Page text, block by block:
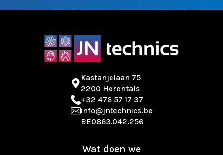
Kastanjelaan 75
2200 Herentals
+32 478 57 17 37
info@jntechnics.be
BE0863.042.256
Wat doen we